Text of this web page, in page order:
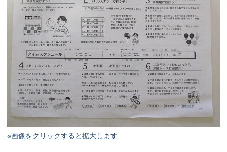
※画像をクリックすると拡大します